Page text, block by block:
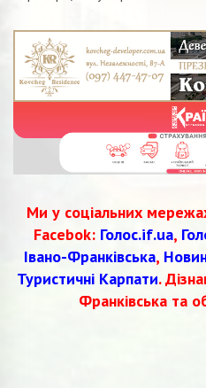
Ми у соціальних
Facebok: Голос.if.ua,
Івано-Франківська,
Туристичні Карпати.
Франківська та